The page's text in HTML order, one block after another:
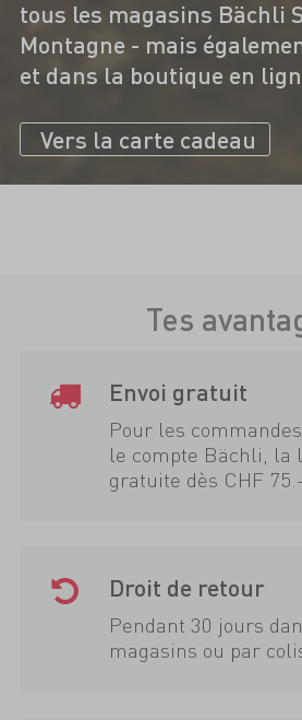
tous les magasins Bächli
Montagne - mais
et dans la boutique en
Vers la carte cadeau
Tes
Envoi gratuit
Pour les
le compte Bächli, la
gratuite dès CHF
Droit de retour
Pendant 30 jours
magasins ou par